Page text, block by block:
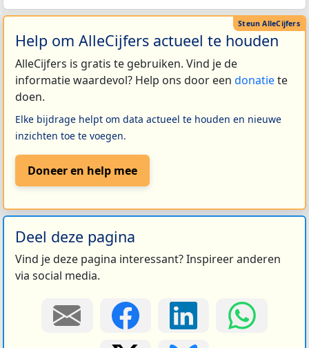
Help om AlleCijfers actueel te houden
AlleCijfers is gratis te gebruiken. Vind je de
informatie waardevol? Help ons door een donatiete
doen.
Elke bijdrage helpt om data actueel te houden en nieuwe
inzichten toe te voegen.
Doneer en help mee
Deel deze pagina
Vind je deze pagina interessant? Inspireer anderen
via social media.